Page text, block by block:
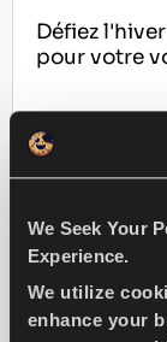
We Seek Your
Experience.
We utilize
enhance your
Défiez
pour votre
FREINAGE